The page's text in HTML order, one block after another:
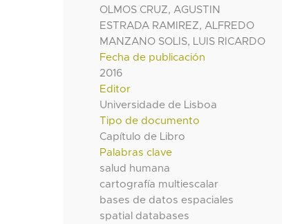
OLMOS CRUZ, AGUSTIN
ESTRADA RAMIREZ, ALFREDO
MANZANO SOLIS, LUIS RICARDO
Fecha de publicación
2016
Editor
Universidade de Lisboa
Tipo de documento
Capítulo de Libro
Palabras clave
salud humana
cartografía multiescalar
bases de datos espaciales
spatial databases